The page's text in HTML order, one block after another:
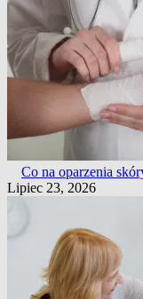
Co na oparzenia
Lipiec 23, 2026